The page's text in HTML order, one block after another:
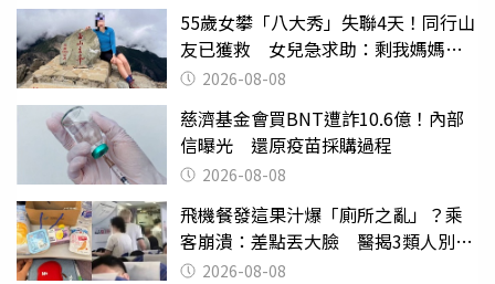
55歲女攀「八大秀」失聯4天！同行山
友已獲救 女兒急求助：剩我媽媽還
沒找到
2026-08-08
慈濟基金會買BNT遭詐10.6億！內部
信曝光 還原疫苗採購過程
2026-08-08
飛機餐發這果汁爆「廁所之亂」？乘
客崩潰：差點丟大臉 醫揭3類人別亂
喝 2026-08-08